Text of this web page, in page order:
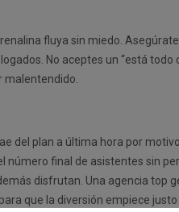
fluya sin miedo.
No aceptes un “está
malentendido.
del plan a última hora por
número final de asistentes sin
disfrutan. Una agencia top
que la diversión empiece